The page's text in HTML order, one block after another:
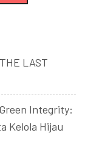
LAST
Integrity:
Kelola Hijau